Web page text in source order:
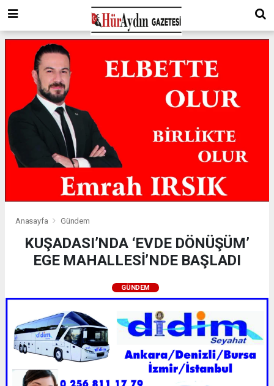
Anasayfa Gündem
KUŞADASI’NDA ‘EVDE DÖNÜŞÜM’
EGE MAHALLESİ’NDE BAŞLADI
GÜNDEM